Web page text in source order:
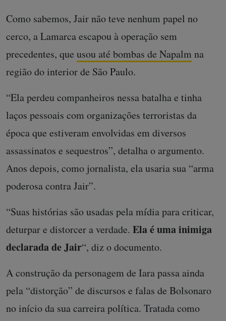
Como sabemos, Jair não teve nenhum papel no
cerco, a Lamarca escapou à operação sem
precedentes, que usou até bombas de Napalm na
região do interior de São Paulo.
“Ela perdeu companheiros nessa batalha e tinha
laços pessoais com organizações terroristas da
época que estiveram envolvidas em diversos
assassinatos e sequestros”, detalha o argumento.
Anos depois, como jornalista, ela usaria sua “arma
poderosa contra Jair”.
“Suas histórias são usadas pela mídia para criticar,
deturpar e distorcer a verdade. Ela é uma inimiga
declarada de Jair“, diz o documento.
A construção da personagem de Iara passa ainda
pela “distorção” de discursos e falas de Bolsonaro
no início da sua carreira política. Tratada como